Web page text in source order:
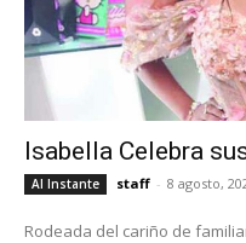
Isabella Celebra
Al Instante staff - 8 agosto,
Rodeada del cariño de